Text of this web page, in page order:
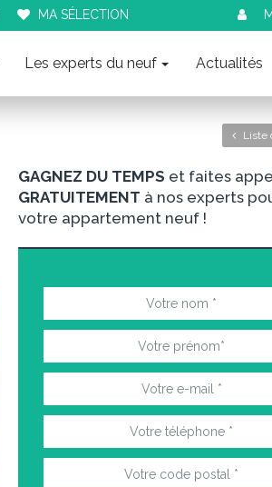
MA SÉLECTION
Les experts du neuf Actualités
Liste
GAGNEZ DU TEMPS et faites
GRATUITEMENT à nos experts
votre appartement neuf !